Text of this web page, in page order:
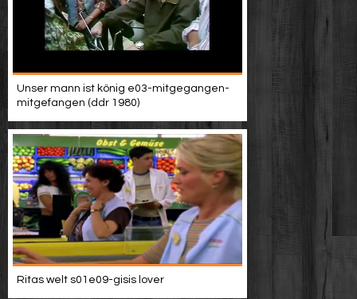
Unser mann ist könig e03-mitgegangen-
mitgefangen (ddr 1980)
Ritas welt s01e09-gisis lover